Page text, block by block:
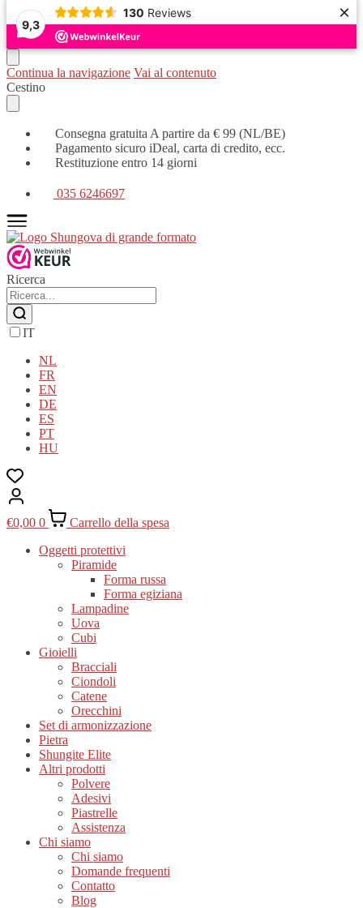
9,3
130 Reviews ×
Continua la navigazione Vai al contenuto
Cestino
Consegna gratuita A partire da € 99 (NL/BE)
Pagamento sicuro iDeal, carta di credito, ecc.
Restituzione entro 14 giorni
035 6246697
Ricerca
IT
NL
FR
EN
DE
ES
PT
HU
€0,00 0
Carrello della spesa
Oggetti protettivi
Piramide
Forma russa
Forma egiziana
Lampadine
Uova
Cubi
Gioielli
Bracciali
Ciondoli
Catene
Orecchini
Set di armonizzazione
Pietra
Shungite Elite
Altri prodotti
Polvere
Adesivi
Piastrelle
Assistenza
Chi siamo
Chi siamo
Domande frequenti
Contatto
Blog